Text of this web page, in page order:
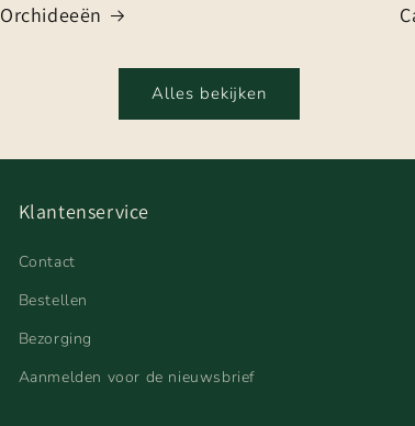
Orchideeën
Alles bekijken
Klantenservice
Contact
Bestellen
Bezorging
Aanmelden voor de nieuwsbrief